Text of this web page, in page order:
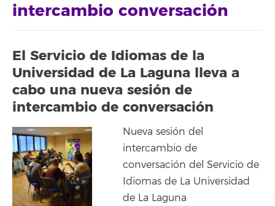
intercambio conversación
El Servicio de Idiomas de la
Universidad de La Laguna lleva a
cabo una nueva sesión de
intercambio de conversación
Nueva sesión del
intercambio de
conversación del Servicio de
Idiomas de La Universidad
de La Laguna